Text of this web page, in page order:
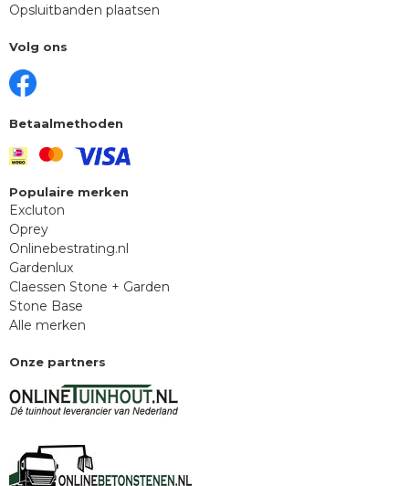
Opsluitbanden plaatsen
Volg ons
Betaalmethoden
Populaire merken
Excluton
Oprey
Onlinebestrating.nl
Gardenlux
Claessen Stone + Garden
Stone Base
Alle merken
Onze partners